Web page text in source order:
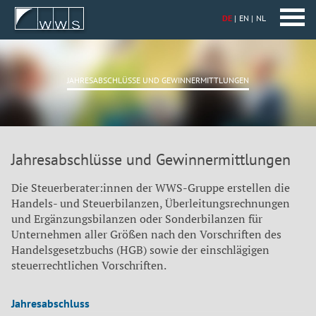
DE EN NL
JAHRESABSCHLÜSSE UND GEWINNERMITTLUNGEN
Jahresabschlüsse und Gewinnermittlungen
Die Steuerberater:innen der WWS-Gruppe erstellen die
Handels- und Steuerbilanzen, Überleitungsrechnungen
und Ergänzungsbilanzen oder Sonderbilanzen für
Unternehmen aller Größen nach den Vorschriften des
Handelsgesetzbuchs (HGB) sowie der einschlägigen
steuerrechtlichen Vorschriften.
Jahresabschluss